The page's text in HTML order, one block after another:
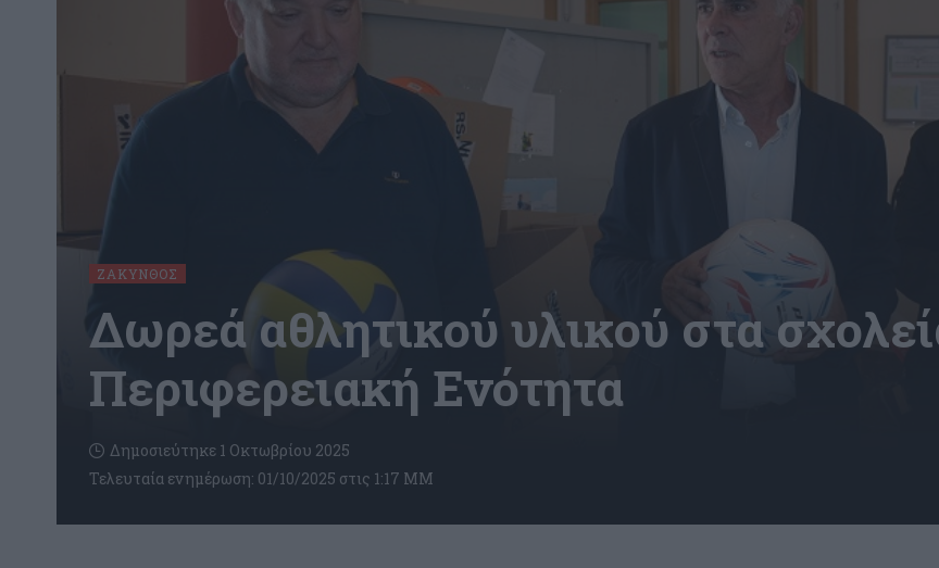
ΖΆΚΥΝΘΟΣ
Δωρεά αθλητικού υλικού στα
Περιφερειακή Ενότητα
Τελευταία ενημέρωση: 01/10/2025 στις 1:17 ΜΜ
Δημοσιεύτηκε 1 Οκτωβρίου 2025